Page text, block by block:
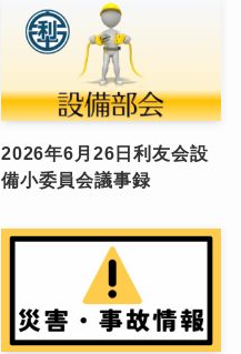
2026年6月26日利友会設
備小委員会議事録